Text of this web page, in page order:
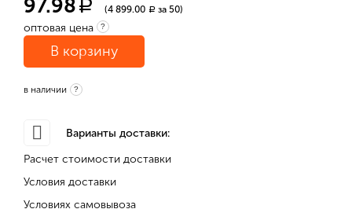
97.98 a (4 899.00 a за 50)
оптовая цена ?
В корзину
в наличии ?
Варианты доставки:
Расчет стоимости доставки
Условия доставки
Условиях самовывоза